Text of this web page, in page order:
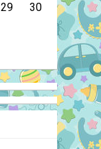
29 30